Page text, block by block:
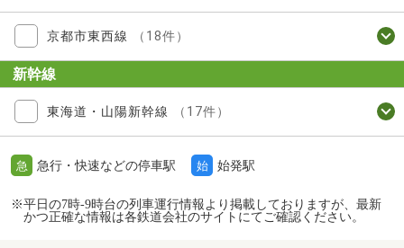
京都市東西線 （18件）
新幹線
東海道・山陽新幹線 （17件）
急 急行・快速などの停車駅 始 始発駅
※平日の7時-9時台の列車運行情報より掲載しておりますが、最新
かつ正確な情報は各鉄道会社のサイトにてご確認ください。